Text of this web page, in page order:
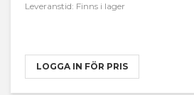
Leveranstid: Finns i lager
LOGGA IN FÖR PRIS